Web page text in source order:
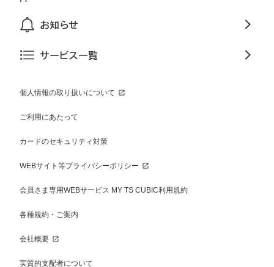
お知らせ
サービス一覧
個人情報の取り扱いについて
ご利用にあたって
カードのセキュリティ対策
WEBサイト等プライバシーポリシー
会員さま専用WEBサービス MY TS CUBIC利用規約
各種規約・ご案内
会社概要
実質的支配者について